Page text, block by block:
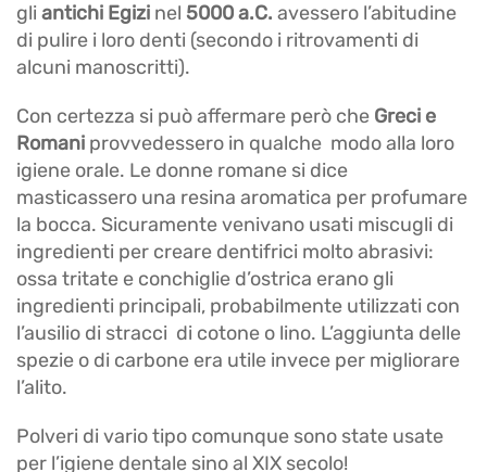
gli antichi Egizi nel 5000 a.C. avessero l’abitudine
di pulire i loro denti (secondo i ritrovamenti di
alcuni manoscritti).
Con certezza si può affermare però che Greci e
Romani provvedessero in qualche modo alla loro
igiene orale. Le donne romane si dice
masticassero una resina aromatica per profumare
la bocca. Sicuramente venivano usati miscugli di
ingredienti per creare dentifrici molto abrasivi:
ossa tritate e conchiglie d’ostrica erano gli
ingredienti principali, probabilmente utilizzati con
l’ausilio di stracci di cotone o lino. L’aggiunta delle
spezie o di carbone era utile invece per migliorare
l’alito.
Polveri di vario tipo comunque sono state usate
per l’igiene dentale sino al XIX secolo!